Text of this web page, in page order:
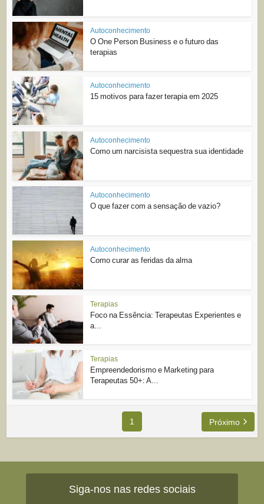
Autoconhecimento
O One Person Business e o futuro das
terapias
Autoconhecimento
15 motivos para fazer terapia em 2025
Autoconhecimento
Como um narcisista sequestra sua identidade
Autoconhecimento
O que fazer com a sensação de vazio?
Autoconhecimento
Como curar as feridas da alma
Terapias
Foco na Essência: Terapeutas Experientes e
a...
Terapias
Empreendedorismo e Marketing para
Terapeutas 50+: A...
1 Próximo
Siga-nos nas redes sociais